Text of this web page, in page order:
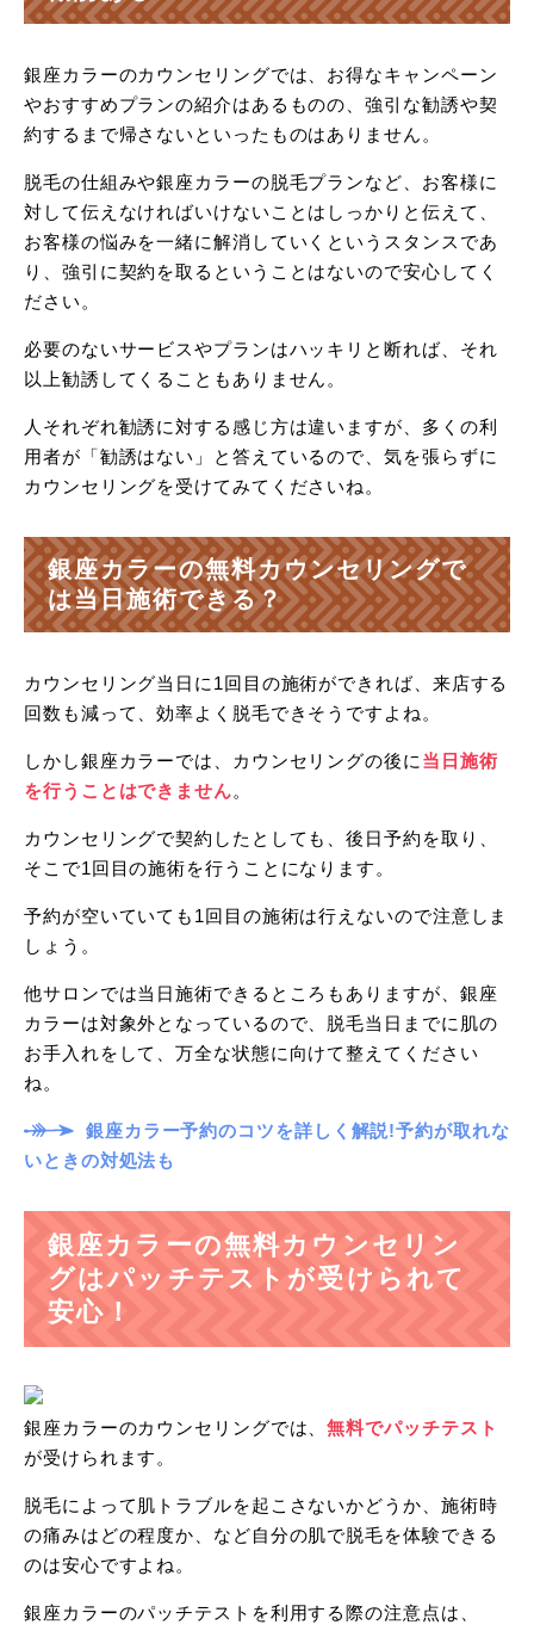
銀座カラーのカウンセリングでは、お得なキャンペーン
やおすすめプランの紹介はあるものの、強引な勧誘や契
約するまで帰さないといったものはありません。
脱毛の仕組みや銀座カラーの脱毛プランなど、お客様に
対して伝えなければいけないことはしっかりと伝えて、
お客様の悩みを一緒に解消していくというスタンスであ
り、強引に契約を取るということはないので安心してく
ださい。
必要のないサービスやプランはハッキリと断れば、それ
以上勧誘してくることもありません。
人それぞれ勧誘に対する感じ方は違いますが、多くの利
用者が「勧誘はない」と答えているので、気を張らずに
カウンセリングを受けてみてくださいね。
銀座カラーの無料カウンセリングで
は当日施術できる？
カウンセリング当日に1回目の施術ができれば、来店する
回数も減って、効率よく脱毛できそうですよね。
しかし銀座カラーでは、カウンセリングの後に 当日施術
を行うことはできません。
カウンセリングで契約したとしても、後日予約を取り、
そこで1回目の施術を行うことになります。
予約が空いていても1回目の施術は行えないので注意しま
しょう。
他サロンでは当日施術できるところもありますが、銀座
カラーは対象外となっているので、脱毛当日までに肌の
お手入れをして、万全な状態に向けて整えてください
ね。
銀座カラー予約のコツを詳しく解説!予約が取れな
いときの対処法も
銀座カラーの無料カウンセリン
グはパッチテストが受けられて
安心！
銀座カラーのカウンセリングでは、無料でパッチテスト
が受けられます。
脱毛によって肌トラブルを起こさないかどうか、施術時
の痛みはどの程度か、など自分の肌で脱毛を体験できる
のは安心ですよね。
銀座カラーのパッチテストを利用する際の注意点は、